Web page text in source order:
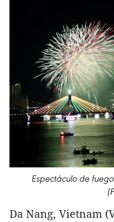
Espectáculo de
Da Nang, Vietnam